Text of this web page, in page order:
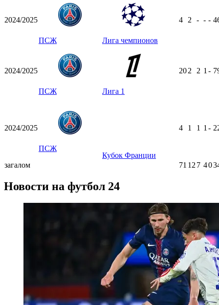
2024/2025
ПСЖ Лига чемпионов
4 2 - - -
2024/2025
ПСЖ Лига 1
202 2 1 -
2024/2025
ПСЖ
Кубок Франции
4 1 1 1 -
загалом 71 12 7 40
Новости на футбол 24